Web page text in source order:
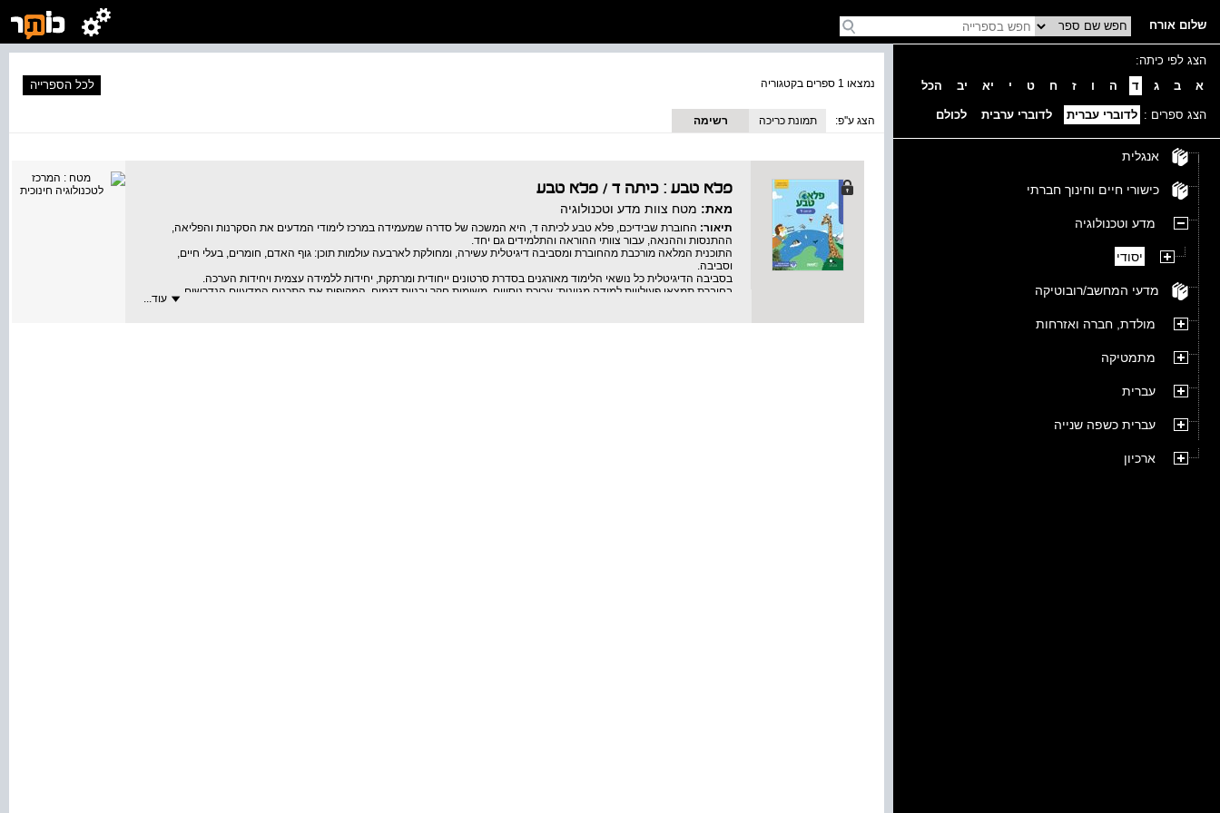
שלום אורח
הצג לפי כיתה:
א
ב ג ד ה ו ז ח ט י יא יב הכל
הצג ספרים : לדוברי עברית לדוברי ערבית לכולם
אנגלית
כישורי חיים וחינוך חברתי
מדע וטכנולוגיה
יסודי
מדעי המחשב/רובוטיקה
מולדת, חברה ואזרחות
מתמטיקה
עברית
עברית כשפה שנייה
ארכיון
נמצאו 1 ספרים בקטגוריה לכל הספרייה
הצג ע''פ: תמונת כריכה רשימה
פלא טבע : כיתה ד / פלא טבע
מאת: מטח צוות מדע וטכנולוגיה
תיאור: החוברת שבידיכם, פלא טבע לכיתה ד, היא המשכה של סדרה שמעמידה במרכז לימודי המדעים את הסקרנות והפליאה,
ההתנסות וההנאה, עבור צוותי ההוראה והתלמידים גם יחד.
התוכנית המלאה מורכבת מהחוברת ומסביבה דיגיטלית עשירה, ומחולקת לארבעה עולמות תוכן: גוף האדם, חומרים, בעלי חיים,
וסביבה.
בסביבה הדיגיטלית כל נושאי הלימוד מאורגנים בסדרת סרטונים ייחודית ומרתקת, יחידות ללמידה עצמית ויחידות הערכה.
בחוברת תמצאו פעילויות למידה מגוונות: עריכת ניסויים, משימות חקר ובניית דגמים, המקיפות את התכנים המדעיים הנדרשים.
התוכנית המלאה מאפשרת להעמיק ולבסס את הידע, המיומנויות והערכים בהתאם לתוכנית הלימודים המלאה והמעודכנת במדע עוד...